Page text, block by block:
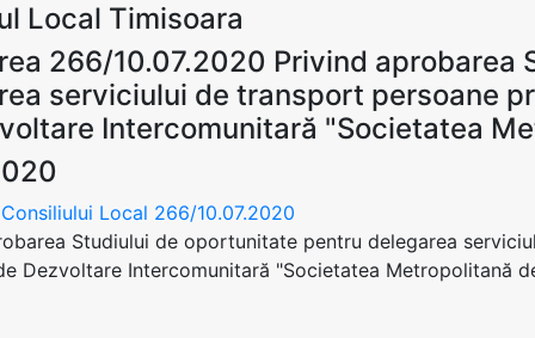
Local Timisoara
266/10.07.2020 Privind aprobarea
serviciului de transport persoane
Intercomunitară "Societatea
Local 266/10.07.2020
Studiului de oportunitate pentru delegarea
Dezvoltare Intercomunitară "Societatea Metropolitană